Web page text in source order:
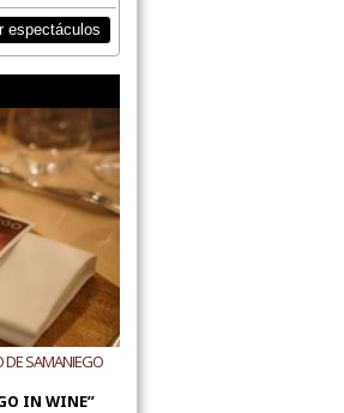
espectáculos
DE SAMANIEGO
IN WINE”